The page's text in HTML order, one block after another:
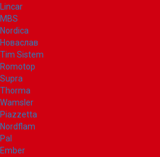
Lincar
MBS
Nordica
Новаслав
Tim Sistem
Romotop
Supra
Thorma
Wamsler
Piazzetta
Nordflam
Pal
Ember